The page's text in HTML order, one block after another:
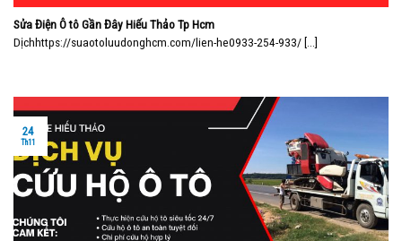
Sửa Điện Ô tô Gần Đây Hiếu Thảo Tp Hcm
Dịchhttps://suaotoluudonghcm.com/lien-he0933-254-933/ [...]
24
Th11